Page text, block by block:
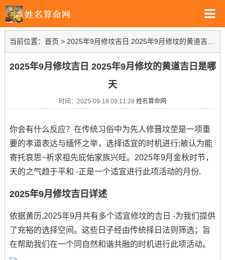
当前位置： 首页 > 2025年9月修坟吉日 2025年9月修坟的黄道吉日是哪天
2025年9月修坟吉日 2025年9月修坟的黄道吉日是哪
天
时间：2025-09-18 09:11:28 姓名算命网
你会有什么反应？在传统习俗中为先人修葺坟茔是一项重
要的孝道表达与缅怀之举，选择适宜的时机进行;被认为能
寄托哀思~祈求祖先庇佑家族兴旺。2025年9月金秋时节，
天的之气趋于平和 -正是一个适宜进行此项活动的月份.
2025年9月修坟吉日详述
依据黄历,2025年9月共有多个适宜修坟的吉日 -为我们提供
了充裕的选择空间。这些日子经由传统择日法则筛选；旨
在帮助我们在一个同自然和谐共融的时机进行此项活动。